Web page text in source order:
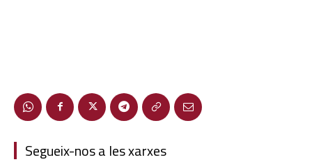
Segueix-nos a les xarxes